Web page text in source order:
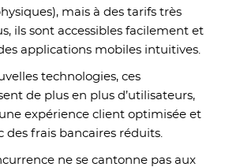
mais à des tarifs très
ils sont accessibles facilement et
applications mobiles intuitives.
technologies, ces
de plus en plus d’utilisateurs,
expérience client optimisée et
des frais bancaires réduits.
ne se cantonne pas aux